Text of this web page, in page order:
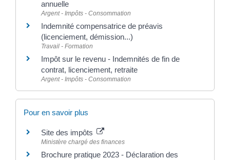
annuelle
Argent - Impôts - Consommation
Indemnité compensatrice de préavis
(licenciement, démission...)
Travail - Formation
Impôt sur le revenu - Indemnités de fin de
contrat, licenciement, retraite
Argent - Impôts - Consommation
Pour en savoir plus
Site des impôts
Ministère chargé des finances
Brochure pratique 2023 - Déclaration des